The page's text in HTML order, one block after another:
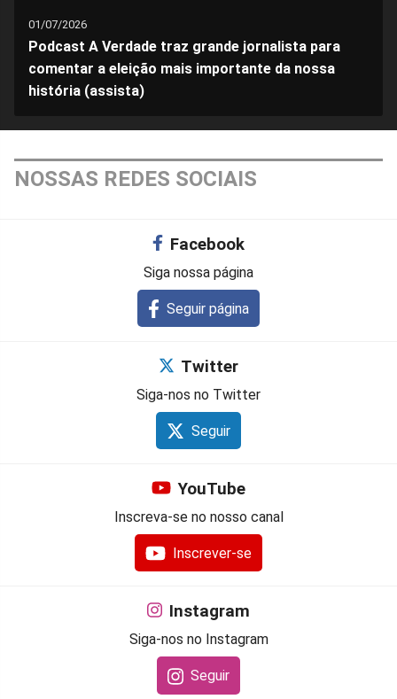
01/07/2026
Podcast A Verdade traz grande jornalista para
comentar a eleição mais importante da nossa
história (assista)
NOSSAS REDES SOCIAIS
Facebook
Siga nossa página
Seguir página
Twitter
Siga-nos no Twitter
Seguir
YouTube
Inscreva-se no nosso canal
Inscrever-se
Instagram
Siga-nos no Instagram
Seguir